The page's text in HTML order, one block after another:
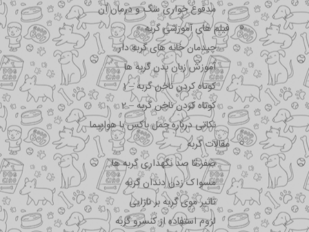
مدفوع خواری سگ و درمان آن
فیلم های آموزشی گربه
چیدمان خانه های گربه دار
آموزش زبان بدن گربه ها
کوتاه کردن ناخن گربه – 1
کوتاه کردن ناخن گربه – 2
نکاتی درباره جمل باکس با هواپیما
مقالات گربه
صفر تا صد نگهداری گربه ها
مسواک زدن دندان گربه
تاثیر موی گربه بر نازایی
لزوم استفاده از کنسرو گربه